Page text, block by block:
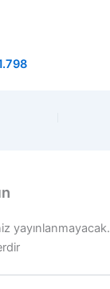
yayınlanmayacak.